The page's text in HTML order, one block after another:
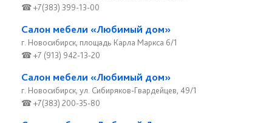
☎ +7(383) 399-13-00
Салон мебели «Любимый дом»
г. Новосибирск, площадь Карла Маркса 6/1
☎ +7 (913) 942-13-20
Салон мебели «Любимый дом»
г. Новосибирск, ул. Сибиряков-Гвардейцев, 49/1
☎ +7(383) 200-35-80